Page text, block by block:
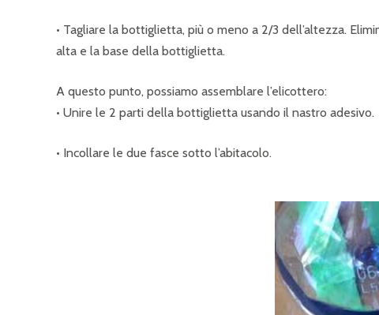
• Tagliare la bottiglietta, più o meno a 2/3 dell’altezza.
alta e la base della bottiglietta.
A questo punto, possiamo assemblare l’elicottero:
• Unire le 2 parti della bottiglietta usando il nastro adesivo.
• Incollare le due fasce sotto l’abitacolo.